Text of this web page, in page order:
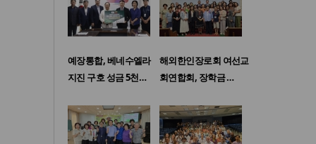
예장통합, 베네수엘라
지진 구호 성금 5천…
해외한인장로회 여선교
회연합회, 장학금 …